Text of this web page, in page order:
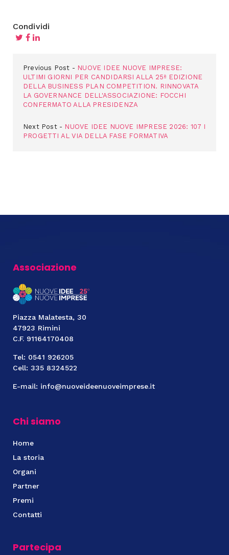
Condividi
Previous Post
NUOVE IDEE NUOVE IMPRESE:
ULTIMI GIORNI PER CANDIDARSI ALLA 25ª EDIZIONE
DELLA BUSINESS PLAN COMPETITION. RINNOVATA
LA GOVERNANCE DELL'ASSOCIAZIONE: FOCCHI
CONFERMATO ALLA PRESIDENZA
Next Post
NUOVE IDEE NUOVE IMPRESE 2026: 107 I
PROGETTI AL VIA DELLA FASE FORMATIVA
Associazione
Piazza Malatesta, 30
47923 Rimini
C.F. 91164170408
Tel: 0541 926205
Cell: 335 8324522
E-mail: info@nuoveideenuoveimprese.it
Chi siamo
Home
La storia
Organi
Partner
Premi
Contatti
Partecipa